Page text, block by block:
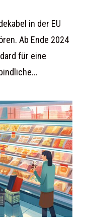
in der EU
Ab Ende 2024
für eine